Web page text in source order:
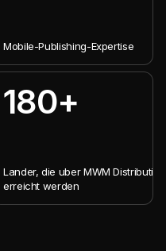
Mobile-Publishing-Expertise
180+
Lander, die uber MWM Distribution
erreicht werden